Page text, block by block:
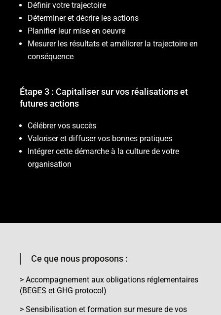
Définir votre trajectoire
Déterminer et décrire les actions
Planifier leur mise en oeuvre
Mesurer les résultats et améliorer la trajectoire en
conséquence
Étape 3 : Capitaliser sur vos réalisations et
futures actions
Célébrer vos succès
Valoriser et diffuser vos bonnes pratiques
Intégrer cette démarche à la culture de votre
organisation
Ce que nous proposons :
> Accompagnement aux obligations réglementaires
(BEGES et GHG protocol)
> Sensibilisation et formation sur mesure de vos